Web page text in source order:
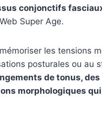
conjonctifs
Super Age.
les tensions
posturales ou au
de tonus,
morphologiques